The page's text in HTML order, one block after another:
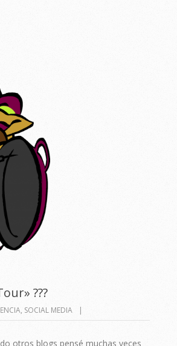
???
, SOCIAL MEDIA
otros blogs pensé muchas veces